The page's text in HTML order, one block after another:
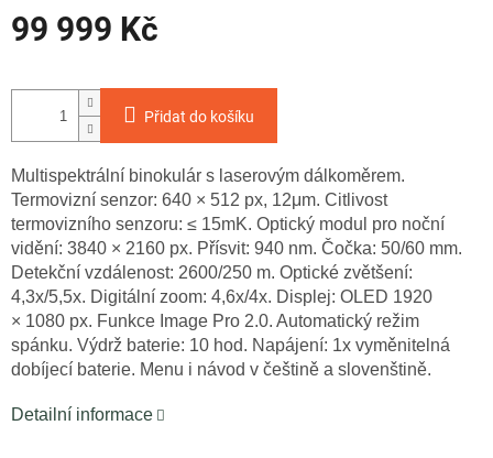
99 999 Kč
cena:
Přidat do košíku
Multispektrální binokulár s laserovým dálkoměrem.
Termovizní senzor: 640 × 512 px, 12μm. Citlivost
termovizního senzoru: ≤ 15mK. Optický modul pro noční
vidění: 3840 × 2160 px. Přísvit: 940 nm. Čočka: 50/60 mm.
Detekční vzdálenost: 2600/250 m. Optické zvětšení:
4,3x/5,5x. Digitální zoom: 4,6x/4x. Displej: OLED 1920
× 1080 px. Funkce Image Pro 2.0. Automatický režim
spánku. Výdrž baterie: 10 hod. Napájení: 1x vyměnitelná
dobíjecí baterie. Menu i návod v češtině a slovenštině.
Detailní informace